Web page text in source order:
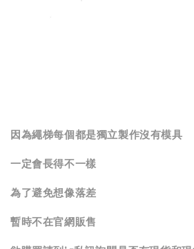
因為繩梯每個都是獨立製作沒有模具
一定會長得不一樣
為了避免想像落差
暫時不在官網販售